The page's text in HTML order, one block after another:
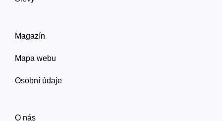
Magazín
Mapa webu
Osobní údaje
O nás